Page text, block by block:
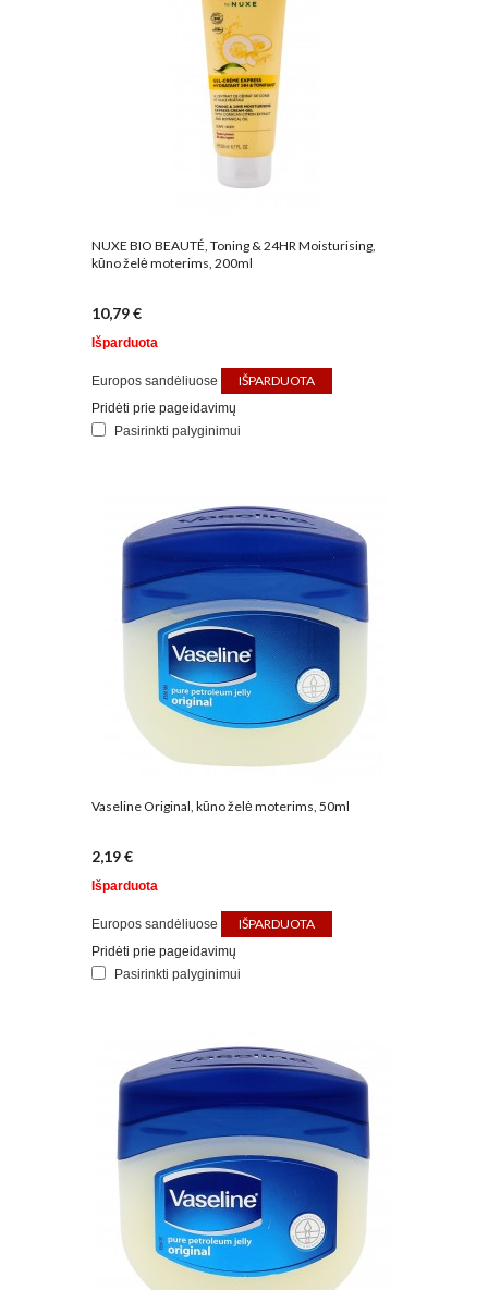
NUXE BIO BEAUTÉ, Toning & 24HR Moisturising,
kūno želė moterims, 200ml
10,79 €
Išparduota
Europos sandėliuose IŠPARDUOTA
Pridėti prie pageidavimų
Pasirinkti palyginimui
Vaseline Original, kūno želė moterims, 50ml
2,19 €
Išparduota
Europos sandėliuose IŠPARDUOTA
Pridėti prie pageidavimų
Pasirinkti palyginimui